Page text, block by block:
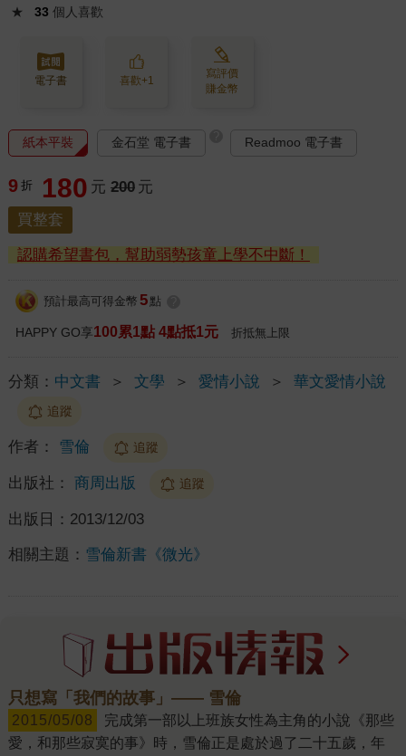
★
33 個人喜歡
電子書 喜歡+1
寫評價
賺金幣
紙本平裝 金石堂 電子書 Readmoo 電子書
9 折 180 元 200 元
買整套
認購希望書包，幫助弱勢孩童上學不中斷！
預計最高可得金幣 5 點
HAPPY GO享100累1點 4點抵1元 折抵無上限
分類： 中文書 ＞ 文學 ＞ 愛情小說 ＞ 華文愛情小說
追蹤
作者： 雪倫 追蹤
出版社： 商周出版 追蹤
出版日： 2013/12/03
相關主題： 雪倫新書《微光》
只想寫「我們的故事」—— 雪倫
2015/05/08
愛，和那些寂寞的事》時，雪倫正是處於過了二十五歲，年